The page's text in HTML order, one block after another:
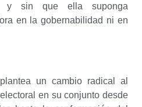
y sin que ella suponga
en la gobernabilidad ni en
un cambio radical al
en su conjunto desde